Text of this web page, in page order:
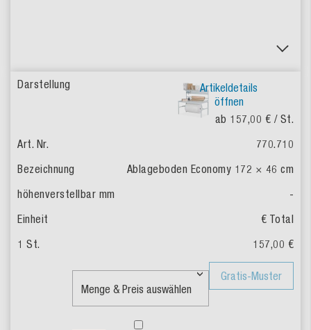
Artikeldetails
öffnen
ab 157,00 € / St.
770.710
Ablageboden Economy 172 × 46 cm
-
€ Total
157,00 €
Gratis-Muster